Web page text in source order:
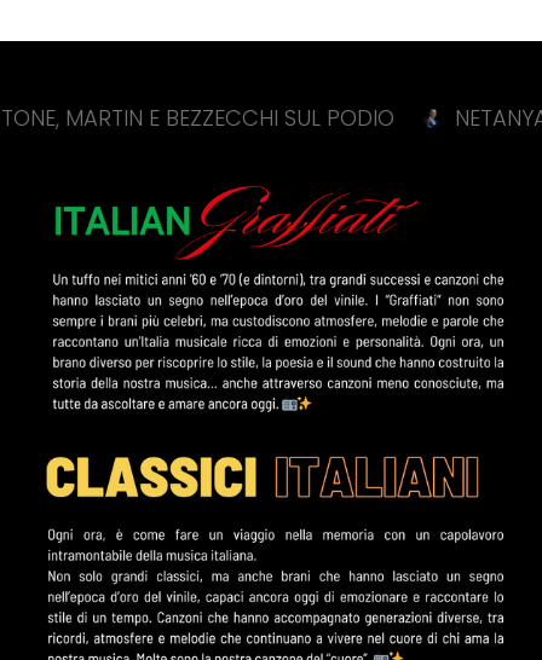
E BEZZECCHI SUL PODIO NETANYAHU